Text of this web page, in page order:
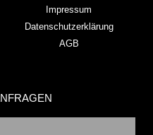
Impressum
Datenschutzerklärung
AGB